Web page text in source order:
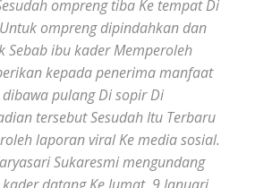
ompreng tiba Ke tempat Di
ompreng dipindahkan dan
Sebab ibu kader Memperoleh
kepada penerima manfaat
pulang Di sopir Di
tersebut Sesudah Itu Terbaru
laporan viral Ke media sosial.
Sukaresmi mengundang